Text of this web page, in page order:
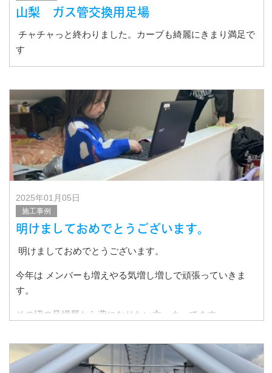
山梨 ガス管交換用足場
チャチャっと終わりました。カーブも綺麗にきまり満足で
す
2025年01月05日
施工事例
明けましておめでとうございます。
明けましておめでとうございます。
今年は メンバーも増えやる気増し増しで頑張っていきま
す。
その辺の足場屋から鳶になりたい方、まってます